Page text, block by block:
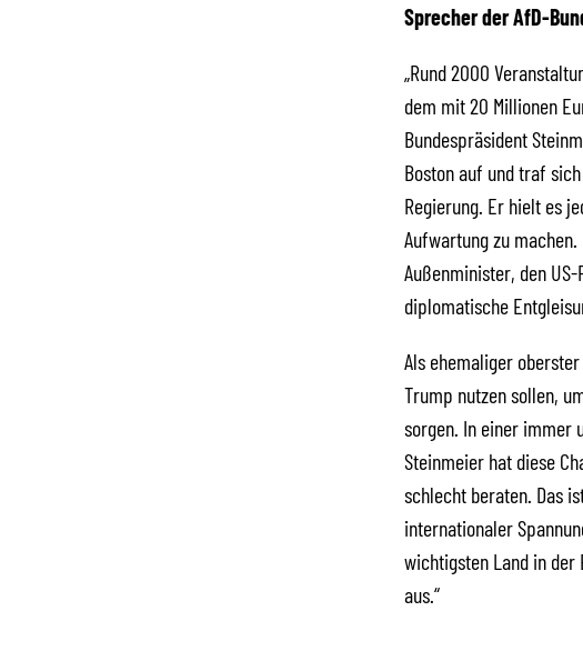
Sprecher der AfD-
„Rund 2000
dem mit 20 Millionen
Bundespräsident
Boston auf und traf
Regierung. Er hielt es
Aufwartung zu
Außenminister, den
diplomatische
Als ehemaliger
Trump nutzen sollen,
sorgen. In einer immer
Steinmeier hat diese
schlecht beraten. Das
internationaler
wichtigsten Land in der
aus.“